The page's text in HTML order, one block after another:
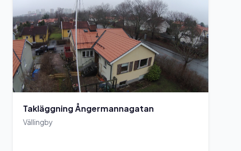
Takläggning Ångermannagatan
Vällingby